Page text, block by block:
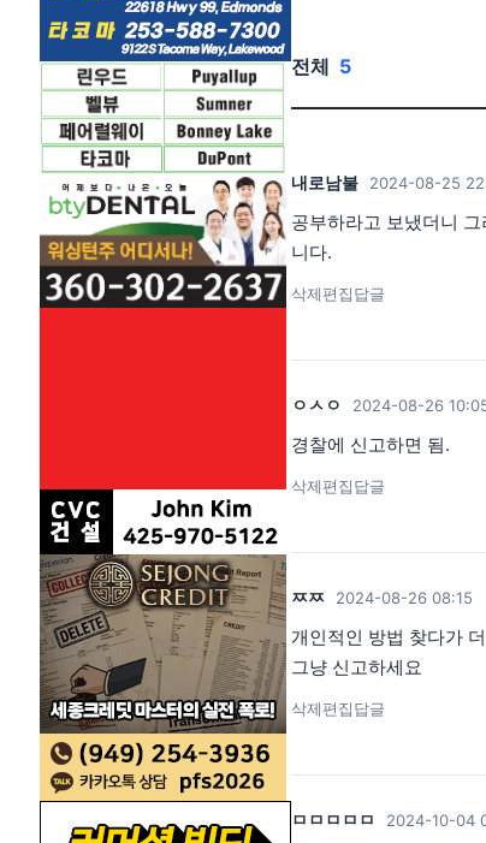
전체 5
내로남불 2024-08-25
공부하라고 보냈더니
니다.
삭제편집답글
ㅇㅅㅇ 2024-08-26
경찰에 신고하면 됨.
삭제편집답글
ㅉㅉ 2024-08-26 08:15
개인적인 방법 찾다가
그냥 신고하세요
삭제편집답글
ㅁㅁㅁㅁㅁ 2024-10-04